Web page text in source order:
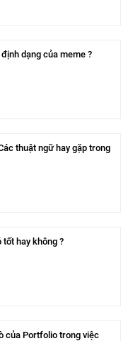
dạng của meme ?
thuật ngữ hay gặp trong
tốt hay không ?
của Portfolio trong việc